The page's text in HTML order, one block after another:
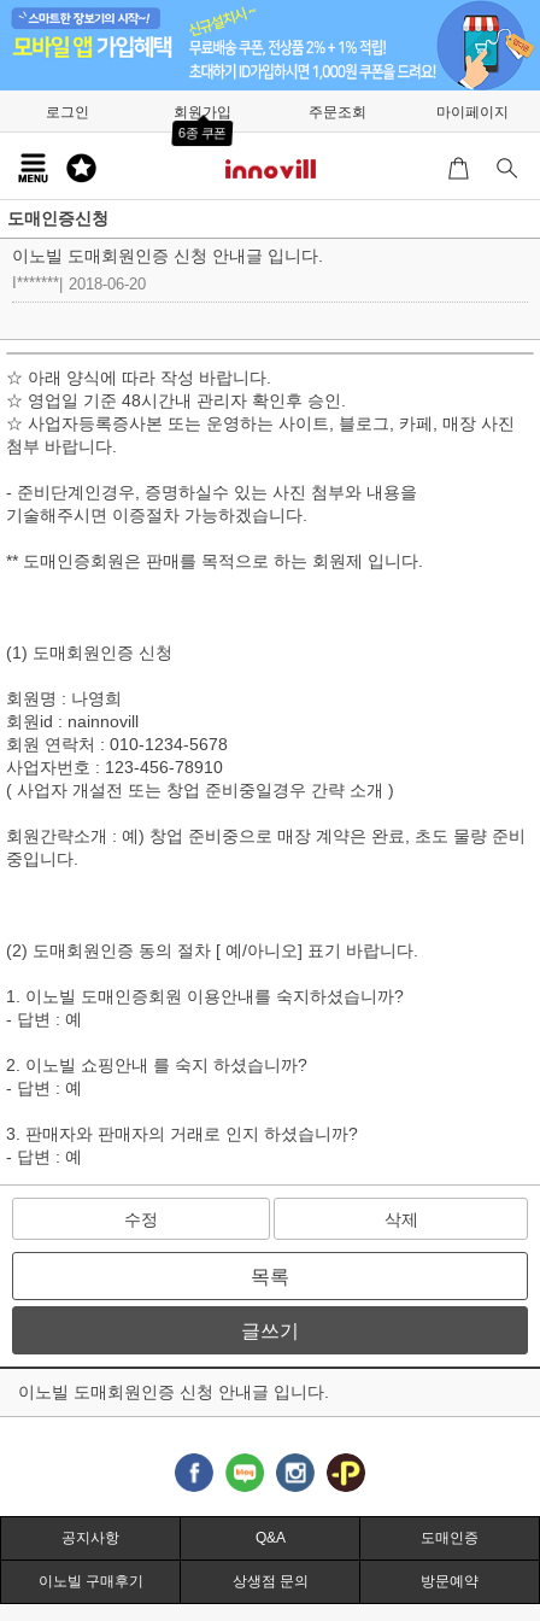
로그인 회원가입
6종 쿠폰
주문조회 마이페이지
도매인증신청
이노빌 도매회원인증 신청 안내글 입니다.
I******* 2018-06-20
☆ 아래 양식에 따라 작성 바랍니다.
☆ 영업일 기준 48시간내 관리자 확인후 승인.
☆ 사업자등록증사본 또는 운영하는 사이트, 블로그, 카페, 매장 사진
첨부 바랍니다.
- 준비단계인경우, 증명하실수 있는 사진 첨부와 내용을
기술해주시면 이증절차 가능하겠습니다.
** 도매인증회원은 판매를 목적으로 하는 회원제 입니다.
(1) 도매회원인증 신청
회원명 : 나영희
회원id : nainnovill
회원 연락처 : 010-1234-5678
사업자번호 : 123-456-78910
( 사업자 개설전 또는 창업 준비중일경우 간략 소개 )
회원간략소개 : 예) 창업 준비중으로 매장 계약은 완료, 초도 물량 준비
중입니다.
(2) 도매회원인증 동의 절차 [ 예/아니오] 표기 바랍니다.
1. 이노빌 도매인증회원 이용안내를 숙지하셨습니까?
- 답변 : 예
2. 이노빌 쇼핑안내 를 숙지 하셨습니까?
- 답변 : 예
3. 판매자와 판매자의 거래로 인지 하셨습니까?
- 답변 : 예
수정 삭제
목록
글쓰기
이노빌 도매회원인증 신청 안내글 입니다.
공지사항 Q&A 도매인증
이노빌 구매후기 상생점 문의 방문예약